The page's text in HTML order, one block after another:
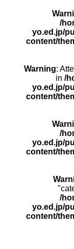
/
yo.ed.jp/
content/
Warning:
in /
yo.ed.jp/
content/
/
yo.ed.jp/
content/
/
yo.ed.jp/
content/